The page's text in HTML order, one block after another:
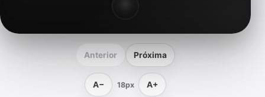
Anterior Próxima
A− 18px A+